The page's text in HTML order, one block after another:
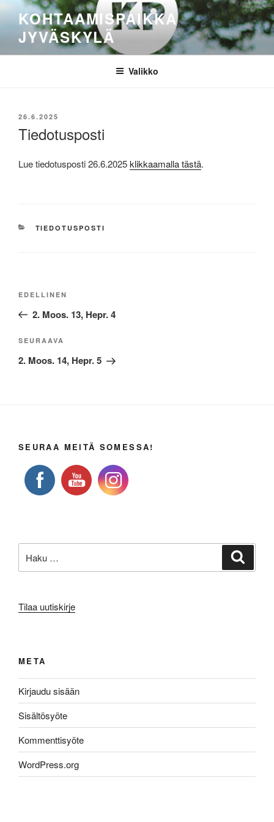
sisältöönKOHTAAMISPAIKKA
JYVÄSKYLÄ
Valikko
JULKAISTU
26.6.2025
Tiedotusposti
Lue tiedotusposti 26.6.2025klikkaamalla tästä.
KATEGORIAT
TIEDOTUSPOSTI
Edellinen
artikkeli
EDELLINEN
2. Moos. 13, Hepr. 4
Seuraava
artikkeli
SEURAAVA
2. Moos. 14, Hepr. 5
SEURAA MEITÄ SOMESSA!
Tilaa uutiskirje
META
Kirjaudu sisään
Sisältösyöte
Kommenttisyöte
WordPress.org